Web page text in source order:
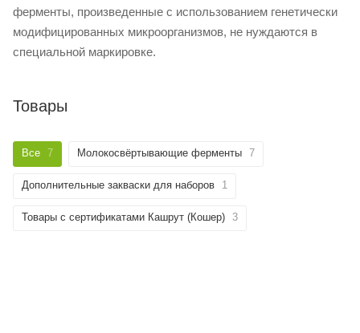
ферменты, произведенные с использованием генетически
модифицированных микроорганизмов, не нуждаются в
специальной маркировке.
Товары
Все 7 Молокосвёртывающие ферменты 7
Дополнительные закваски для наборов 1
Товары с сертификатами Кашрут (Кошер) 3